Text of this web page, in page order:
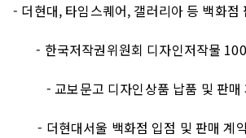
- 더현대, 타임스퀘어, 갤러리아 등 백화점
- 한국저작권위원회 디자인저작물
- 교보문고 디자인상품 납품 및 판
- 더현대서울 백화점 입점 및 판매 계